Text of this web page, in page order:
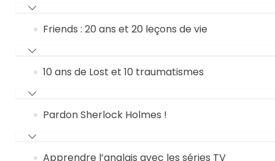
Friends : 20 ans et 20 leçons de vie
10 ans de Lost et 10 traumatismes
Pardon Sherlock Holmes !
Apprendre l’anglais avec les séries TV